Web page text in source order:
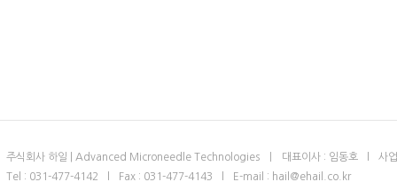
주식회사 하일 | Advanced Microneedle Technologies 대표이사 : 임동호
사
Tel : 031-477-4142
Fax : 031-477-4143
E-mail : hail@ehail.co.kr